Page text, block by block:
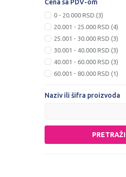
Cena sa PDV-om
0 - 20.000 RSD (3)
20.001 - 25.000 RSD (4)
25.001 - 30.000 RSD (3)
30.001 - 40.000 RSD (3)
40.001 - 60.000 RSD (3)
60.001 - 80.000 RSD (1)
Naziv ili šifra proizvoda
PRETRAŽI